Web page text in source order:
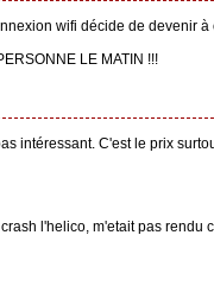
wifi décide de devenir à
LE MATIN !!!
intéressant. C'est le prix
l'helico, m'etait pas rendu